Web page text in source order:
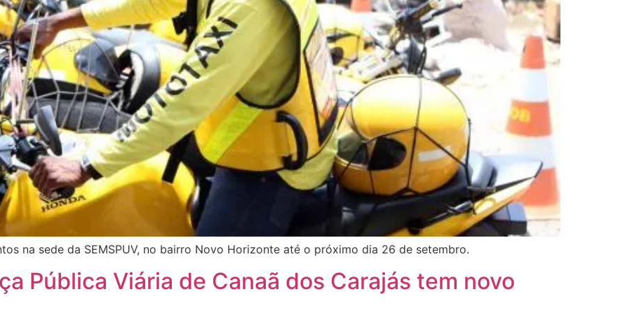
na sede da SEMSPUV, no bairro Novo Horizonte até o próximo dia 26 de setembro.
Pública Viária de Canaã dos Carajás tem novo